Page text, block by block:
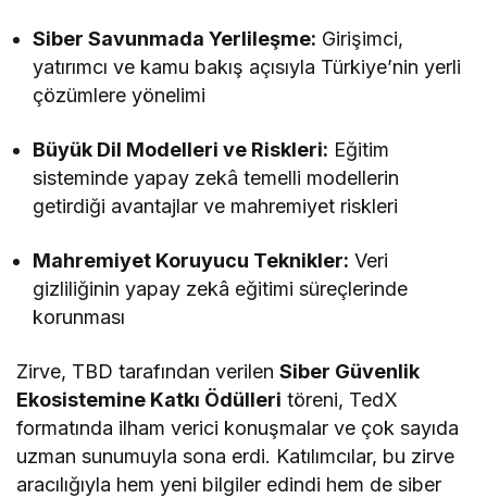
Siber Savunmada Yerlileşme: Girişimci,
yatırımcı ve kamu bakış açısıyla Türkiye’nin yerli
çözümlere yönelimi
Büyük Dil Modelleri ve Riskleri: Eğitim
sisteminde yapay zekâ temelli modellerin
getirdiği avantajlar ve mahremiyet riskleri
Mahremiyet Koruyucu Teknikler: Veri
gizliliğinin yapay zekâ eğitimi süreçlerinde
korunması
Zirve, TBD tarafından verilenSiber Güvenlik
Ekosistemine Katkı Ödülleri töreni, TedX
formatında ilham verici konuşmalar ve çok sayıda
uzman sunumuyla sona erdi. Katılımcılar, bu zirve
aracılığıyla hem yeni bilgiler edindi hem de siber